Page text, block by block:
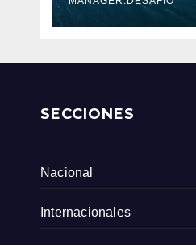
SECCIONES
Nacional
Internacionales